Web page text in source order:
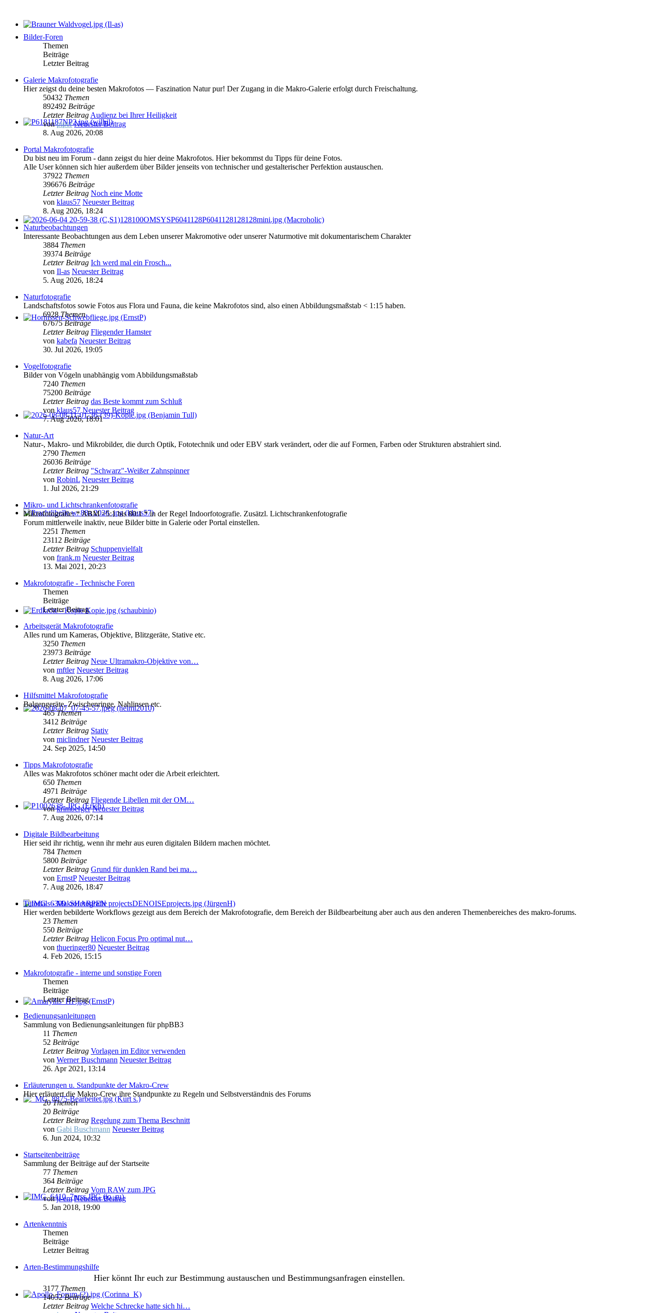
Bilder-Foren
Themen
Beiträge
Letzter Beitrag
Galerie Makrofotografie
Hier zeigst du deine besten Makrofotos — Faszination Natur pur! Der Zugang in die Makro-Galerie erfolgt durch Freischaltung.
50432 Themen
892492 Beiträge
Letzter Beitrag Audienz bei Ihrer Heiligkeit
vonpiper Neuester Beitrag
8. Aug 2026, 20:08
Portal Makrofotografie
Du bist neu im Forum - dann zeigst du hier deine Makrofotos. Hier bekommst du Tipps für deine Fotos.
Alle User können sich hier außerdem über Bilder jenseits von technischer und gestalterischer Perfektion austauschen.
37922 Themen
396676 Beiträge
Letzter Beitrag Noch eine Motte
von klaus57 Neuester Beitrag
8. Aug 2026, 18:24
Naturbeobachtungen
Interessante Beobachtungen aus dem Leben unserer Makromotive oder unserer Naturmotive mit dokumentarischem Charakter
3884 Themen
39374 Beiträge
Letzter Beitrag Ich werd mal ein Frosch...
von Il-as Neuester Beitrag
5. Aug 2026, 18:24
Naturfotografie
Landschaftsfotos sowie Fotos aus Flora und Fauna, die keine Makrofotos sind, also einen Abbildungsmaßstab < 1:15 haben.
6928Themen
67675Beiträge
Letzter Beitrag Fliegender Hamster
von kabefa Neuester Beitrag
30. Jul 2026, 19:05
Vogelfotografie
Bilder von Vögeln unabhängig vom Abbildungsmaßstab
7240 Themen
75200 Beiträge
Letzter Beitrag das Beste kommt zum Schluß
von klaus57 Neuester Beitrag
7. Aug 2026, 18:01
Natur-Art
Natur-, Makro- und Mikrobilder, die durch Optik, Fototechnik und oder EBV stark verändert, oder die auf Formen, Farben oder Strukturen abstrahiert sind.
2790 Themen
26036 Beiträge
Letzter Beitrag "Schwarz"-Weißer Zahnspinner
von RobinL Neuester Beitrag
1. Jul 2026, 21:29
Mikro- und Lichtschrankenfotografie
Mikrofotografie: * ABM >5:1 bis 80:1 * in der Regel Indoorfotografie. Zusätzl. Lichtschrankenfotografie
Forum mittlerweile inaktiv, neue Bilder bitte in Galerie oder Portal einstellen.
2251 Themen
23112 Beiträge
Letzter Beitrag Schuppenvielfalt
von frank.m Neuester Beitrag
13. Mai 2021, 20:23
Makrofotografie - Technische Foren
Themen
Beiträge
Letzter Beitrag
Arbeitsgerät Makrofotografie
Alles rund um Kameras, Objektive, Blitzgeräte, Stative etc.
3250 Themen
23973 Beiträge
Letzter Beitrag Neue Ultramakro-Objektive von…
von mftler Neuester Beitrag
8. Aug 2026, 17:06
Hilfsmittel Makrofotografie
Balgengeräte, Zwischenringe, Nahlinsen etc.
465Themen
3412 Beiträge
Letzter Beitrag Stativ
von miclindner Neuester Beitrag
24. Sep 2025, 14:50
Tipps Makrofotografie
Alles was Makrofotos schöner macht oder die Arbeit erleichtert.
650 Themen
4971 Beiträge
Letzter Beitrag Fliegende Libellen mit der OM…
vonkrimberger Neuester Beitrag
7. Aug 2026, 07:14
Digitale Bildbearbeitung
Hier seid ihr richtig, wenn ihr mehr aus euren digitalen Bildern machen möchtet.
784 Themen
5800 Beiträge
Letzter Beitrag Grund für dunklen Rand bei ma…
von ErnstP Neuester Beitrag
7. Aug 2026, 18:47
Tutorials - Makrofotografie
Hier werden bebilderte Workflows gezeigt aus dem Bereich der Makrofotografie, dem Bereich der Bildbearbeitung aber auch aus den anderen Themenbereiches des makro-forums.
23 Themen
550 Beiträge
Letzter Beitrag Helicon Focus Pro optimal nut…
von thueringer80 Neuester Beitrag
4. Feb 2026, 15:15
Makrofotografie - interne und sonstige Foren
Themen
Beiträge
Letzter Beitrag
Bedienungsanleitungen
Sammlung von Bedienungsanleitungen für phpBB3
11 Themen
52 Beiträge
Letzter Beitrag Vorlagen im Editor verwenden
von Werner Buschmann Neuester Beitrag
26. Apr 2021, 13:14
Erläuterungen u. Standpunkte der Makro-Crew
Hier erläutert die Makro-Crew ihre Standpunkte zu Regeln und Selbstverständnis des Forums
20Themen
20 Beiträge
Letzter Beitrag Regelung zum Thema Beschnitt
von Gabi Buschmann Neuester Beitrag
6. Jun 2024, 10:32
Startseitenbeiträge
Sammlung der Beiträge auf der Startseite
77 Themen
364 Beiträge
Letzter Beitrag Vom RAW zum JPG
vonji-em Neuester Beitrag
5. Jan 2018, 19:00
Artenkenntnis
Themen
Beiträge
Letzter Beitrag
Arten-Bestimmungshilfe
Hier könnt Ihr euch zur Bestimmung austauschen und Bestimmungsanfragen einstellen.
3177 Themen
14052Beiträge
Letzter Beitrag Welche Schrecke hatte sich hi…